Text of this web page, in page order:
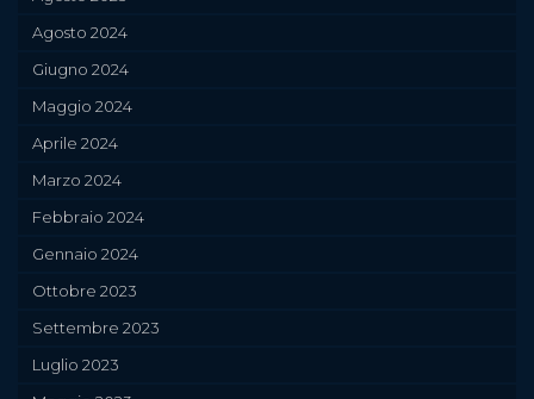
Agosto 2024
Giugno 2024
Maggio 2024
Aprile 2024
Marzo 2024
Febbraio 2024
Gennaio 2024
Ottobre 2023
Settembre 2023
Luglio 2023